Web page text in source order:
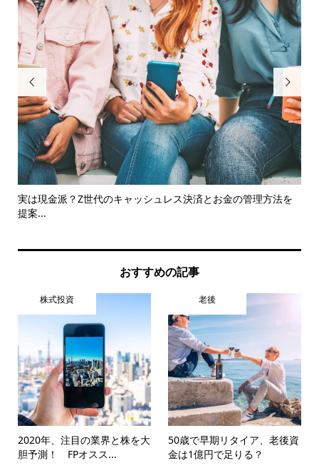

実は現金派？Z世代のキャッシュレス決済とお金の管理方法を
提案...

おすすめの記事
株式投資
2020年、注目の業界と株を大
胆予測！ FPオスス...
老後
50歳で早期リタイア、老後資
金は1億円で足りる？